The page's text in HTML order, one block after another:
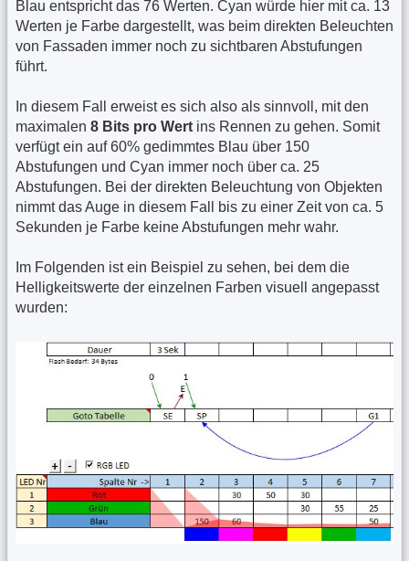
Blau entspricht das 76 Werten. Cyan würde hier mit ca. 13
Werten je Farbe dargestellt, was beim direkten Beleuchten
von Fassaden immer noch zu sichtbaren Abstufungen
führt.
In diesem Fall erweist es sich also als sinnvoll, mit den
maximalen 8 Bits pro Wert ins Rennen zu gehen. Somit
verfügt ein auf 60% gedimmtes Blau über 150
Abstufungen und Cyan immer noch über ca. 25
Abstufungen. Bei der direkten Beleuchtung von Objekten
nimmt das Auge in diesem Fall bis zu einer Zeit von ca. 5
Sekunden je Farbe keine Abstufungen mehr wahr.
Im Folgenden ist ein Beispiel zu sehen, bei dem die
Helligkeitswerte der einzelnen Farben visuell angepasst
wurden: